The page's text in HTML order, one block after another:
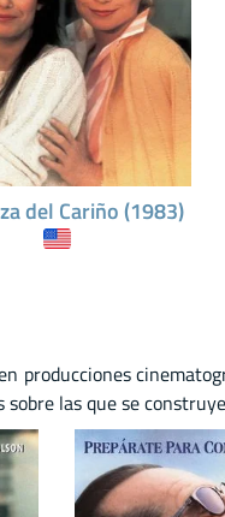
del Cariño (1983)
producciones
las que se